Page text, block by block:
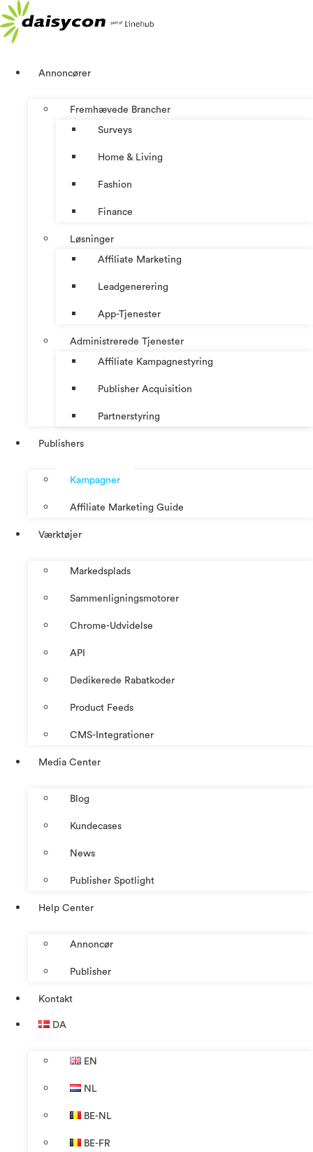
Videre
til
indhold
Annoncører
Fremhævede Brancher
Surveys
Home & Living
Fashion
Finance
Løsninger
Affiliate Marketing
Leadgenerering
App-Tjenester
Administrerede Tjenester
Affiliate Kampagnestyring
Publisher Acquisition
Partnerstyring
Publishers
Kampagner
Affiliate Marketing Guide
Værktøjer
Markedsplads
Sammenligningsmotorer
Chrome-Udvidelse
API
Dedikerede Rabatkoder
Product Feeds
CMS-Integrationer
Media Center
Blog
Kundecases
News
Publisher Spotlight
Help Center
Annoncør
Publisher
Kontakt
DA
EN
NL
BE-NL
BE-FR